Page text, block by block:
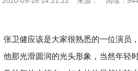
张卫健应该是大家很熟悉的一位演员
他那光滑圆润的光头形象，当然年轻